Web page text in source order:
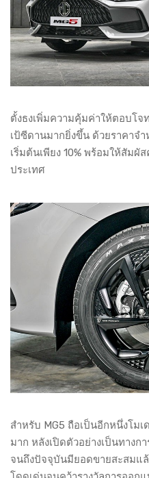
ตั้งธงเพิ่มความคุ้มค่าให้ตอบโ
เป้ซีดานมากยิ่งขึ้น ด้วยราคาจ
เริ่มต้นเพียง 10% พร้อมให้สัมผั
ประเทศ
สำหรับ MG5 ถือเป็นอีกหนึ่งโม
มาก หลังเปิดตัวอย่างเป็นทางก
จนถึงปัจจุบันมียอดขายสะสมแ